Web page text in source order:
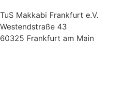
TuS Makkabi Frankfurt e.V.
Westendstraße 43
60325 Frankfurt am Main